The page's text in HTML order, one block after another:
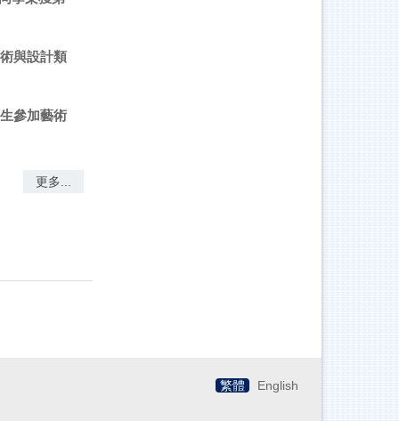
與設計類
參加藝術
更多...
繁體 English